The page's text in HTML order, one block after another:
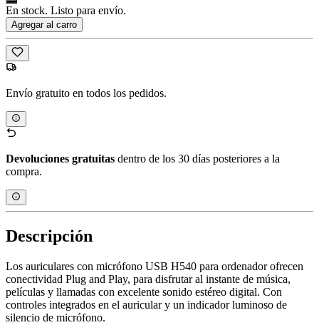
En stock. Listo para envío.
Agregar al carro
Envío gratuito en todos los pedidos.
Devoluciones gratuitas dentro de los 30 días posteriores a la
compra.
Descripción
Los auriculares con micrófono USB H540 para ordenador ofrecen
conectividad Plug and Play, para disfrutar al instante de música,
películas y llamadas con excelente sonido estéreo digital. Con
controles integrados en el auricular y un indicador luminoso de
silencio de micrófono.